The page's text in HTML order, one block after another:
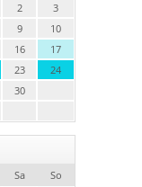
2
3
9
10
16
17
23
24
30
Sa
So